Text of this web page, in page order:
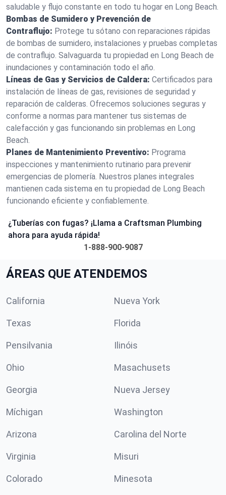
saludable y flujo constante en todo tu hogar en Long Beach.
Bombas de Sumidero y Prevención de
Contraflujo: Protege tu sótano con reparaciones rápidas
de bombas de sumidero, instalaciones y pruebas completas
de contraflujo. Salvaguarda tu propiedad en Long Beach de
inundaciones y contaminación todo el año.
Líneas de Gas y Servicios de Caldera: Certificados para
instalación de líneas de gas, revisiones de seguridad y
reparación de calderas. Ofrecemos soluciones seguras y
conforme a normas para mantener tus sistemas de
calefacción y gas funcionando sin problemas en Long
Beach.
Planes de Mantenimiento Preventivo: Programa
inspecciones y mantenimiento rutinario para prevenir
emergencias de plomería. Nuestros planes integrales
mantienen cada sistema en tu propiedad de Long Beach
funcionando eficiente y confiablemente.
¿Tuberías con fugas? ¡Llama a Craftsman Plumbing
ahora para ayuda rápida!
1-888-900-9087
ÁREAS QUE ATENDEMOS
California Nueva York
Texas Florida
Pensilvania Ilinóis
Ohio Masachusets
Georgia Nueva Jersey
Míchigan Washington
Arizona Carolina del Norte
Virginia Misuri
Colorado Minesota